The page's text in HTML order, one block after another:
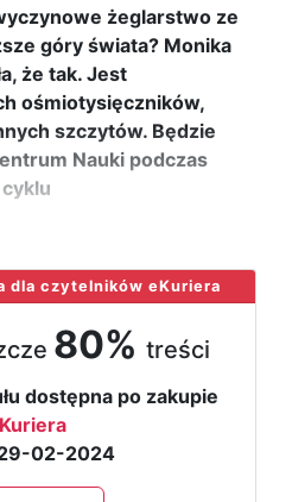
żeglarstwo ze
góry świata? Monika
że tak. Jest
ośmiotysięczników,
szczytów. Będzie
Nauki podczas
dla czytelników eKuriera
80% treści
dostępna po zakupie
02-2024